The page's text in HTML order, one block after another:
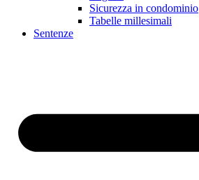
Sicurezza in condominio
Tabelle millesimali
Sentenze